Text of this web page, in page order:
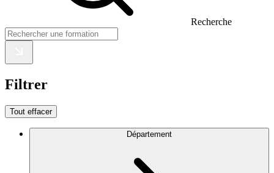
Recherche
Filtrer
Tout effacer
Département